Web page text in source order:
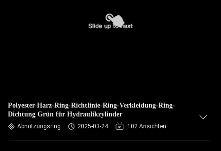
Polyester-Harz-Ring-Richtlinie-Ring-Verkleidung-Ring-
Dichtung Grün für Hydraulikzylinder
Abnutzungsring 2025-03-24 102 Ansichten